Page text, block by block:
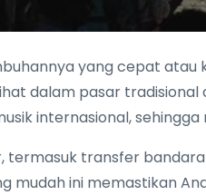
yang cepat
dalam pasar
internasional,
termasuk transfer
mudah ini memastikan